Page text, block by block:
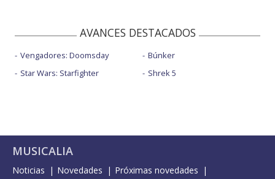
AVANCES DESTACADOS
Vengadores: Doomsday
Star Wars: Starfighter
Búnker
Shrek 5
MUSICALIA
Noticias Novedades
Próximas novedades